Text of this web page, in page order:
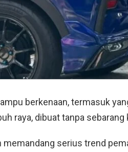
berkenaan, termasuk
raya, dibuat tanpa
memandang serius trend